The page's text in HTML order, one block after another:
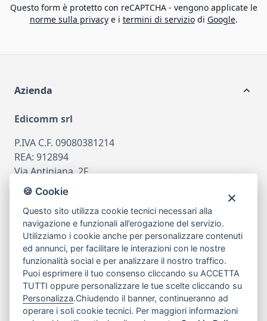
Questo form è protetto con reCAPTCHA - vengono applicate le
norme sulla privacye i termini di serviziodi Google.
Azienda
Edicomm srl
P.IVA C.F. 09080381214
REA: 912894
Via Antiniana, 2F
80078 Pozzuoli
tel081.7515380
emailinfo@edicomm.it
Assistenza Clienti
Chi siamo
🍪 Cookie
Questo sito utilizza cookie tecnici necessari alla
navigazione e funzionali all’erogazione del servizio.
Utilizziamo i cookie anche per personalizzare contenuti
ed annunci, per facilitare le interazioni con le nostre
funzionalità social e per analizzare il nostro traffico.
Puoi esprimere il tuo consenso cliccando su ACCETTA
TUTTI oppure personalizzare le tue scelte cliccando su
Personalizza.Chiudendo il banner, continueranno ad
operare i soli cookie tecnici. Per maggiori informazioni